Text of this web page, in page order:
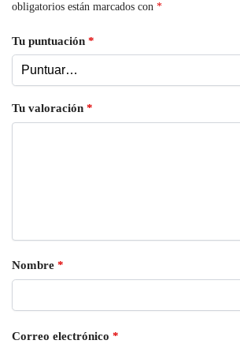
obligatorios están marcados con *
Tu puntuación *
Tu valoración *
Nombre *
Correo electrónico *